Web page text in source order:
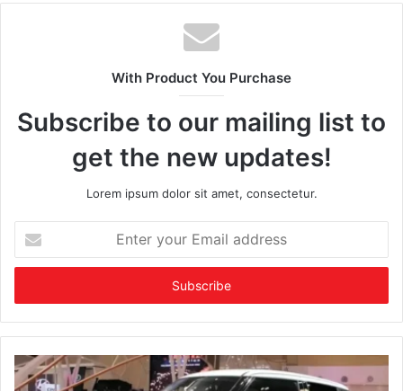
With Product You Purchase
Subscribe to our mailing list to
get the new updates!
Lorem ipsum dolor sit amet, consectetur.
your
Email